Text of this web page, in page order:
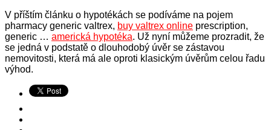
V příštím článku o hypotékách se podíváme na pojem
pharmacy generic valtrex, buy valtrex online prescription,
generic … americká hypotéka. Už nyní můžeme prozradit, že
se jedná v podstatě o dlouhodobý úvěr se zástavou
nemovitosti, která má ale oproti klasickým úvěrům celou řadu
výhod.